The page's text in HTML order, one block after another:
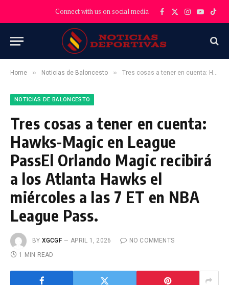
Connect with us on social media Facebook
X
Instagram
YouTube
Home » Noticias de Baloncesto » Tres cosas a tener en cuenta: Hawks-Magic en League PassEl Orlando Magic recibirá a los Atlanta Hawks el miércoles a las 7 ET en NBA League Pass.
NOTICIAS DE BALONCESTO
Tres cosas a tener en cuenta:
Hawks-Magic en League
PassEl Orlando Magic recibirá
a los Atlanta Hawks el
miércoles a las 7 ET en NBA
League Pass.
BY XGCGF APRIL 1, 2026
NO COMMENTS
1 MIN READ